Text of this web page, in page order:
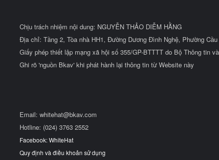
Chịu trách nhiệm nội dung: NGUYỄN THẢO DIỄM HẰNG
Địa chỉ: Tầng 2, Tòa nhà HH1, Đường Dương Đình Nghệ, Phường
Giấy phép thiết lập mạng xã hội số 355/GP-BTTTT do Bộ Thông tin
Ghi rõ 'nguồn Bkav' khi phát hành lại thông tin từ Website này
Email: whitehat@bkav.com
Hotline: (024) 3763 2552
Facebook: WhiteHat
Quy định và điều khoản sử dụng